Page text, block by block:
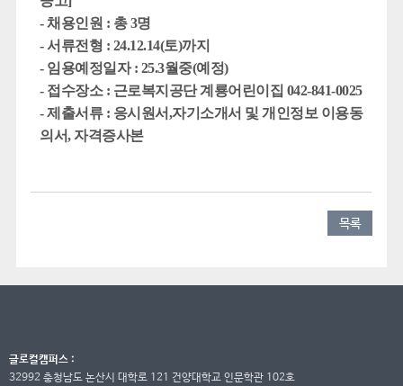
- 채용인원 : 총 3명
- 서류전형 : 24.12.14(토)까지
- 임용예정일자 : 25.3월중(예정)
- 접수장소 : 근로복지공단 계룡어린이집 042-841-0025
- 제출서류 : 응시원서,자기소개서 및 개인정보 이용동
의서, 자격증사본
목록
글로컬캠퍼스 :
32992 충청남도 논산시 대학로 121 건양대학교 인문학관 102호